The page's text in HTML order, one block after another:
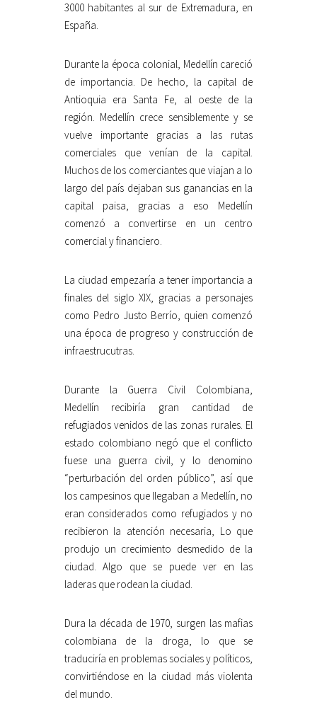
3000 habitantes al sur de Extremadura, en
España.
Durante la época colonial, Medellín careció
de importancia. De hecho, la capital de
Antioquia era Santa Fe, al oeste de la
región. Medellín crece sensiblemente y se
vuelve importante gracias a las rutas
comerciales que venían de la capital.
Muchos de los comerciantes que viajan a lo
largo del país dejaban sus ganancias en la
capital paisa, gracias a eso Medellín
comenzó a convertirse en un centro
comercial y financiero.
La ciudad empezaría a tener importancia a
finales del siglo XIX, gracias a personajes
como Pedro Justo Berrío, quien comenzó
una época de progreso y construcción de
infraestrucutras.
Durante la Guerra Civil Colombiana,
Medellín recibiría gran cantidad de
refugiados venidos de las zonas rurales. El
estado colombiano negó que el conflicto
fuese una guerra civil, y lo denomino
“perturbación del orden público”, así que
los campesinos que llegaban a Medellín, no
eran considerados como refugiados y no
recibieron la atención necesaria, Lo que
produjo un crecimiento desmedido de la
ciudad. Algo que se puede ver en las
laderas que rodean la ciudad.
Dura la década de 1970, surgen las mafias
colombiana de la droga, lo que se
traduciría en problemas sociales y políticos,
convirtiéndose en la ciudad más violenta
del mundo.